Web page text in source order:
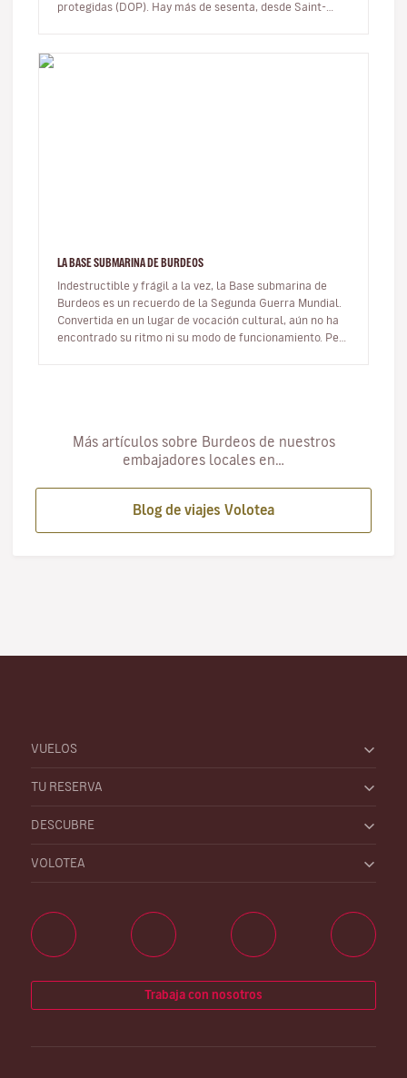
protegidas (DOP). Hay más de sesenta, desde Saint-
LA BASE SUBMARINA DE BURDEOS
Indestructible y frágil a la vez, la Base submarina de
Burdeos es un recuerdo de la Segunda Guerra Mundial.
Convertida en un lugar de vocación cultural, aún no ha
encontrado su ritmo ni su modo de funcionamiento. Pero
Más artículos sobre Burdeos de nuestros
embajadores locales en…
Blog de viajes Volotea
VUELOS
TU RESERVA
DESCUBRE
VOLOTEA
Trabaja con nosotros